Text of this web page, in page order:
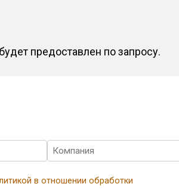
предоставлен по запросу.
в отношении обработки